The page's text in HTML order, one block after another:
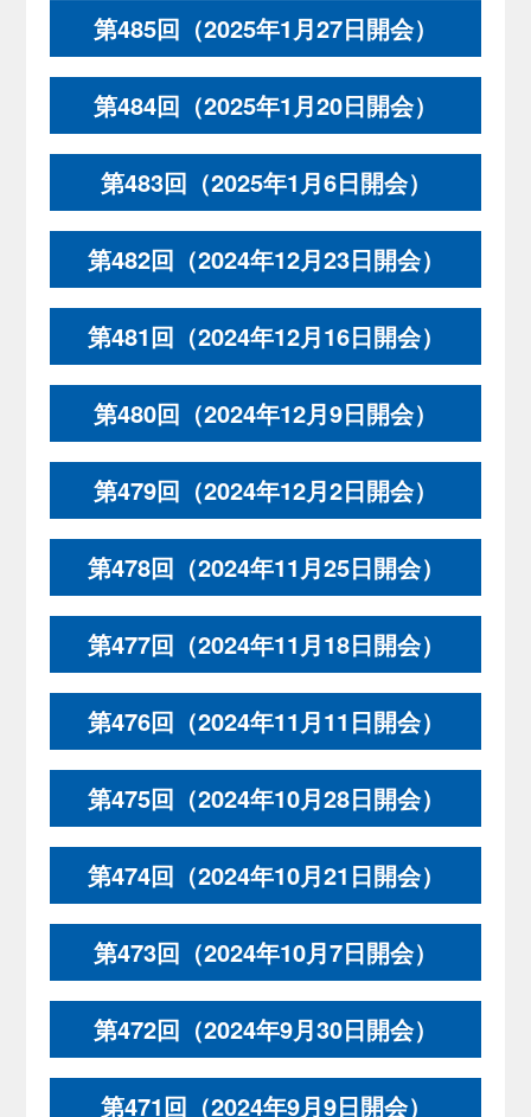
第485回（2025年1月27日開会）
第484回（2025年1月20日開会）
第483回（2025年1月6日開会）
第482回（2024年12月23日開会）
第481回（2024年12月16日開会）
第480回（2024年12月9日開会）
第479回（2024年12月2日開会）
第478回（2024年11月25日開会）
第477回（2024年11月18日開会）
第476回（2024年11月11日開会）
第475回（2024年10月28日開会）
第474回（2024年10月21日開会）
第473回（2024年10月7日開会）
第472回（2024年9月30日開会）
第471回（2024年9月9日開会）